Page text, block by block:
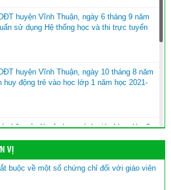
huyện Vĩnh Thuận, ngày 6 tháng 9 năm
sử dụng Hệ thống học và thi trực tuyến
huyện Vĩnh Thuận, ngày 10 tháng 8 năm
động trẻ vào học lớp 1 năm học 2021-
bộ quản lý sử dụng sách giáo khoa lớp 6
Vĩnh Thuận trao tặng nhà khuyến học cho
Đông
VỊ
buộc về một số chứng chỉ đối với giáo viên